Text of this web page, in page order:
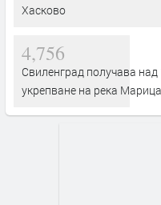
Хасково
4,756
Свиленград получава
укрепване на река Марица